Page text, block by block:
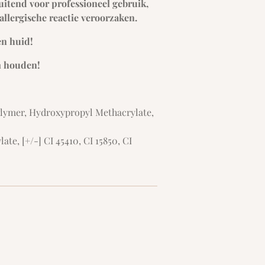
voor professioneel gebruik,
reactie veroorzaken.
huid!
houden!
Hydroxypropyl Methacrylate,
[+/-] CI 45410, CI 15850, CI